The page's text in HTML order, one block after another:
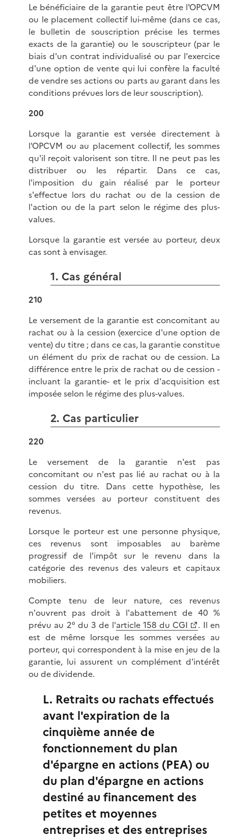
Le bénéficiaire de la garantie peut être l'OPCVM
ou le placement collectif lui-même (dans ce cas,
le bulletin de souscription précise les termes
exacts de la garantie) ou le souscripteur (par le
biais d'un contrat individualisé ou par l'exercice
d'une option de vente qui lui confère la faculté
de vendre ses actions ou parts au garant dans les
conditions prévues lors de leur souscription).
200
Lorsque la garantie est versée directement à
l'OPCVM ou au placement collectif, les sommes
qu'il reçoit valorisent son titre. Il ne peut pas les
distribuer ou les répartir. Dans ce cas,
l'imposition du gain réalisé par le porteur
s'effectue lors du rachat ou de la cession de
l'action ou de la part selon le régime des plus-
values.
Lorsque la garantie est versée au porteur, deux
cas sont à envisager.
1. Cas général
210
Le versement de la garantie est concomitant au
rachat ou à la cession (exercice d'une option de
vente) du titre ; dans ce cas, la garantie constitue
un élément du prix de rachat ou de cession. La
différence entre le prix de rachat ou de cession -
incluant la garantie- et le prix d'acquisition est
imposée selon le régime des plus-values.
2. Cas particulier
220
Le versement de la garantie n'est pas
concomitant ou n'est pas lié au rachat ou à la
cession du titre. Dans cette hypothèse, les
sommes versées au porteur constituent des
revenus.
Lorsque le porteur est une personne physique,
ces revenus sont imposables au barème
progressif de l'impôt sur le revenu dans la
catégorie des revenus des valeurs et capitaux
mobiliers.
Compte tenu de leur nature, ces revenus
n'ouvrent pas droit à l'abattement de 40 %
prévu au 2° du 3 de l'article 158 du CGI
. Il en
est de même lorsque les sommes versées au
porteur, qui correspondent à la mise en jeu de la
garantie, lui assurent un complément d'intérêt
ou de dividende.
L. Retraits ou rachats effectués
avant l'expiration de la
cinquième année de
fonctionnement du plan
d'épargne en actions (PEA) ou
du plan d'épargne en actions
destiné au financement des
petites et moyennes
entreprises et des entreprises